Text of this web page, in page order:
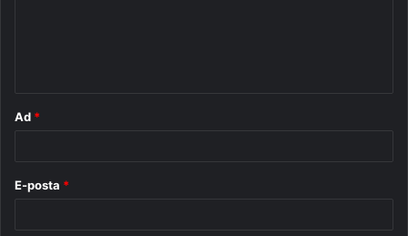
Ad *
E-posta *